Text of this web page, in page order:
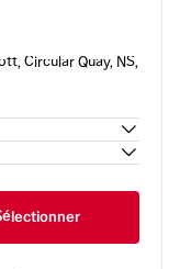
Circular Quay, NS,